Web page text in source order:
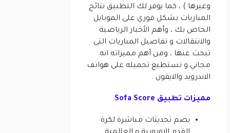
وغيرها ) ، كما يوفر لك التطبيق نتائج
المباريات بشكل فوري على الموبايل
الخاص بك ، وأهم الأخبار الرياضية
والانتقالات و تفاصيل المباريات التى
تبحث عنها ، ومن أهم مميزاته انه
مجاني و تستطيع تحميله على هواتف
الاندرويد والايفون .
مميزات تطبيق Sofa Score
يضم تحديثات مباشرة لكرة